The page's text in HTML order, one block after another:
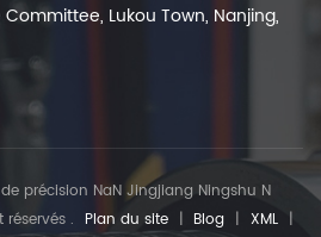
Lukou Town, Nanjing,
précision NaN Jingjiang Ningshu N
. Plan du site | Blog | XML |